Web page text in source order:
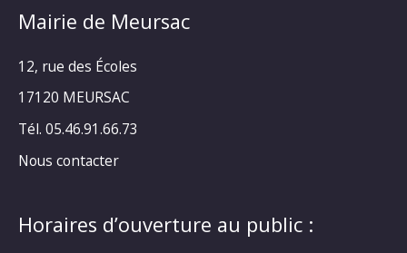
Mairie de Meursac
12, rue des Écoles
17120 MEURSAC
Tél. 05.46.91.66.73
Nous contacter
Horaires d’ouverture au public :